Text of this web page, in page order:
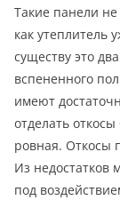
Такие панели
как утеплитель
существу это
вспененного
имеют
отделать
ровная. Откосы
Из недостатков
под